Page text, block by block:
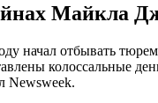
Майкла
начал отбывать
колоссальные
Newsweek.